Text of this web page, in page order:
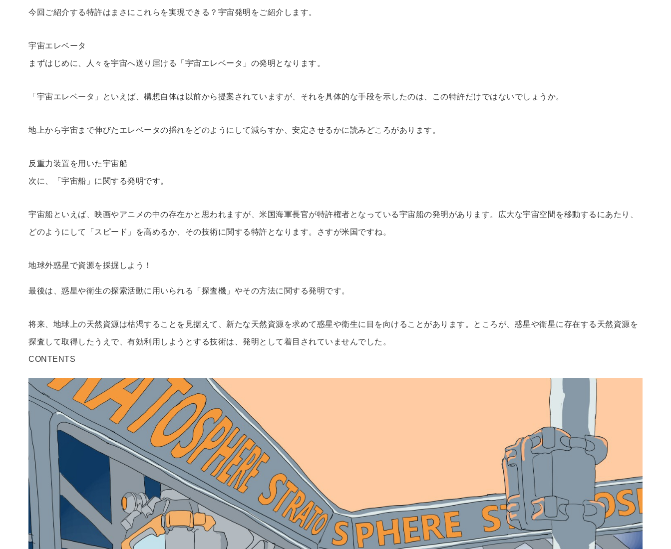
今回ご紹介する特許はまさにこれらを実現できる？宇宙発明をご紹介します。
宇宙エレベータ
まずはじめに、人々を宇宙へ送り届ける「宇宙エレベータ」の発明となります。
「宇宙エレベータ」といえば、構想自体は以前から提案されていますが、それを具体的な手段を示したのは、この特許だけではないでしょうか。
地上から宇宙まで伸びたエレベータの揺れをどのようにして減らすか、安定させるかに読みどころがあります。
反重力装置を用いた宇宙船
次に、「宇宙船」に関する発明です。
宇宙船といえば、映画やアニメの中の存在かと思われますが、米国海軍長官が特許権者となっている宇宙船の発明があります。広大な宇宙空間を移動するにあたり、
どのようにして「スピード」を高めるか、その技術に関する特許となります。さすが米国ですね。
地球外惑星で資源を採掘しよう！
最後は、惑星や衛生の探索活動に用いられる「探査機」やその方法に関する発明です。
将来、地球上の天然資源は枯渇することを見据えて、新たな天然資源を求めて惑星や衛生に目を向けることがあります。ところが、惑星や衛星に存在する天然資源を
探査して取得したうえで、有効利用しようとする技術は、発明として着目されていませんでした。
CONTENTS